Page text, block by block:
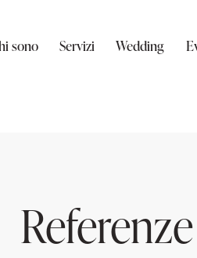
sono Servizi Wedding
Referenze